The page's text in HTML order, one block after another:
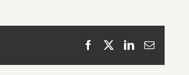
Facebook
X LinkedIn
Email